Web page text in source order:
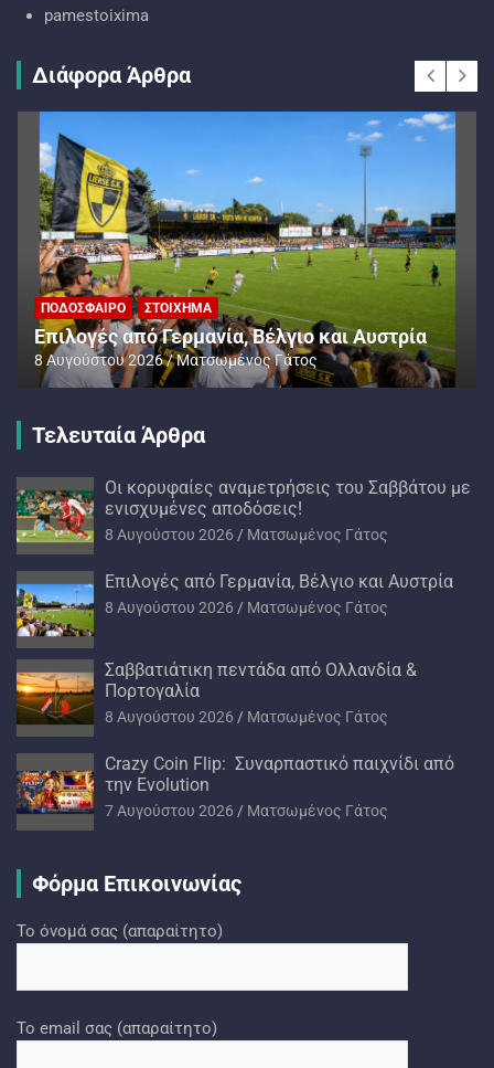
pamestoixima
Διάφορα Άρθρα
ΠΟΔΌΣΦΑΙΡΟ ΣΤΟΊΧΗΜΑ
Επιλογές από Γερμανία, Βέλγιο και Αυστρία
8 Αυγούστου 2026 Ματσωμένος Γάτος
Τελευταία Άρθρα
Oι κορυφαίες αναμετρήσεις του Σαββάτου με
ενισχυμένες αποδόσεις!
8 Αυγούστου 2026 Ματσωμένος Γάτος
Επιλογές από Γερμανία, Βέλγιο και Αυστρία
8 Αυγούστου 2026 Ματσωμένος Γάτος
Σαββατιάτικη πεντάδα από Ολλανδία &
Πορτογαλία
8 Αυγούστου 2026 Ματσωμένος Γάτος
Crazy Coin Flip: Συναρπαστικό παιχνίδι από
την Evolution
7 Αυγούστου 2026 Ματσωμένος Γάτος
Φόρμα Επικοινωνίας
Το όνομά σας (απαραίτητο)
Το email σας (απαραίτητο)